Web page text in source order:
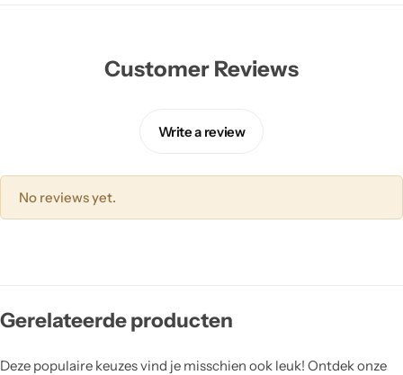
Customer Reviews
Write a review
No reviews yet.
Gerelateerde producten
Deze populaire keuzes vind je misschien ook leuk! Ontdek onze